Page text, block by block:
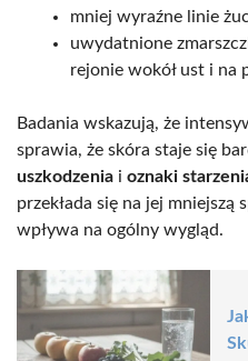
mniej wyraźne linie
uwydatnione
rejonie wokół ust i na
Badania wskazują, że
sprawia, że skóra staje się
uszkodzenia i oznaki
przekłada się na jej
wpływa na ogólny wygląd.